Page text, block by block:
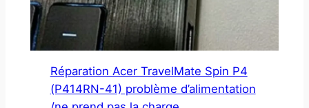
Réparation Acer TravelMate Spin P4
(P414RN-41) problème d’alimentation